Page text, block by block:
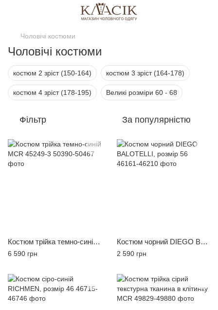
Чоловічі костюми
Чоловічі костюми
костюм 2 зріст (150-164) костюм 3 зріст (164-178)
костюм 4 зріст (178-195) Великі розміри 60 - 68
Фільтр За популярністю
Костюм трійка темно-синій MCR 45249-3
6 590 грн
Костюм чорний DIEGO BALOTELLI, розмір 56
2 590 грн